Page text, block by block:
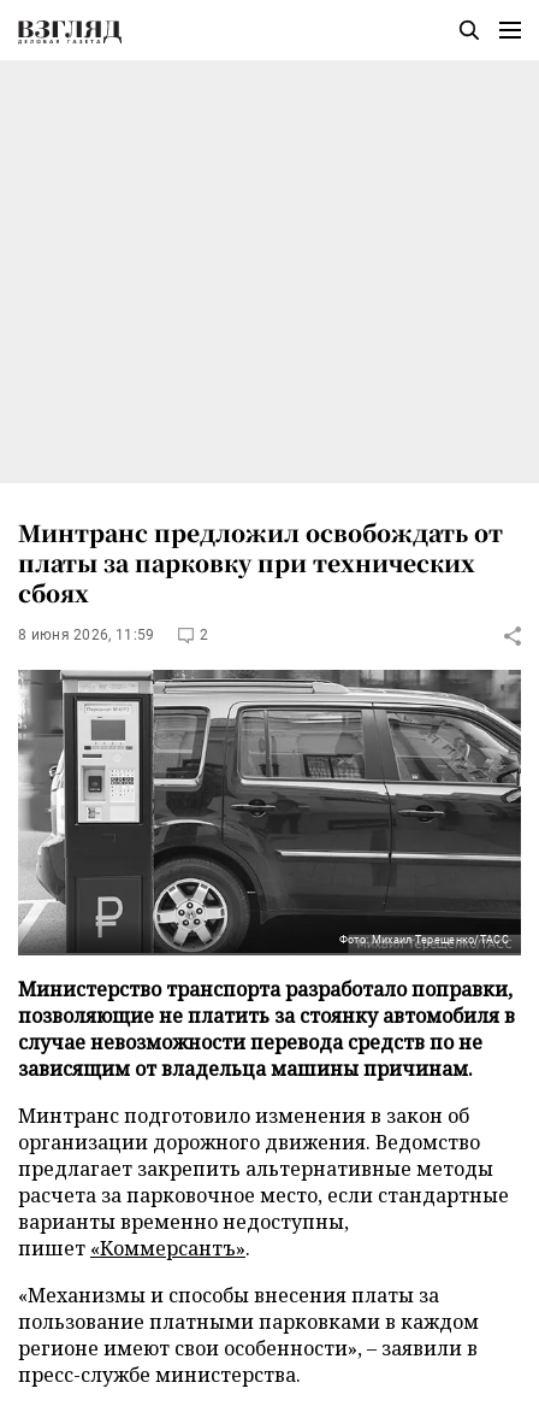
Минтранс предложил освобождать от
платы за парковку при технических
сбоях
8 июня 2026, 11:59 2
Фото: Михаил Терещенко/ТАСС
Министерство транспорта разработало поправки,
позволяющие не платить за стоянку автомобиля в
случае невозможности перевода средств по не
зависящим от владельца машины причинам.
Минтранс подготовило изменения в закон об
организации дорожного движения. Ведомство
предлагает закрепить альтернативные методы
расчета за парковочное место, если стандартные
варианты временно недоступны,
пишет «Коммерсантъ».
«Механизмы и способы внесения платы за
пользование платными парковками в каждом
регионе имеют свои особенности», – заявили в
пресс-службе министерства.